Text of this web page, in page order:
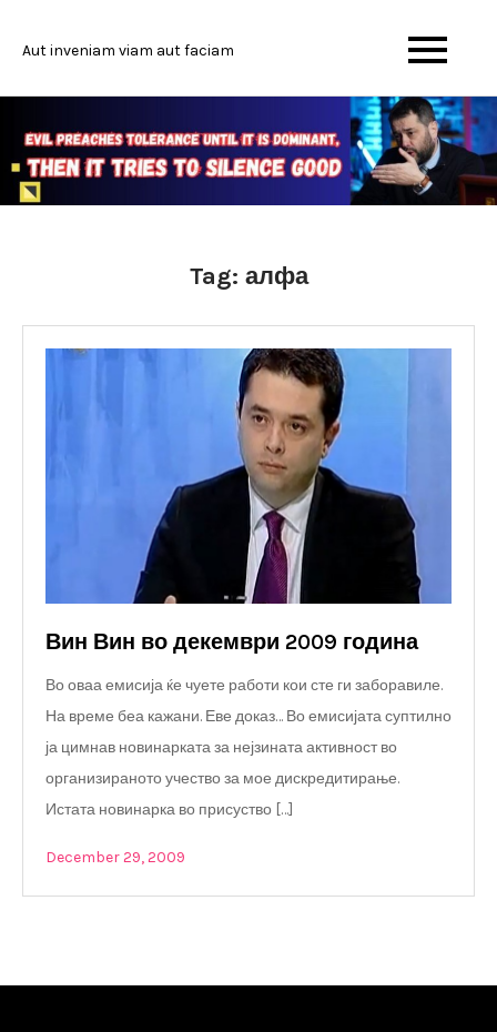
Aut inveniam viam aut faciam
Tag: алфа
Вин Вин во декември 2009 година
Во оваа емисија ќе чуете работи кои сте ги заборавиле.
На време беа кажани. Еве доказ… Во емисијата суптилно
ја цимнав новинарката за нејзината активност во
организираното учество за мое дискредитирање.
Истата новинарка во присуство […]
December 29, 2009